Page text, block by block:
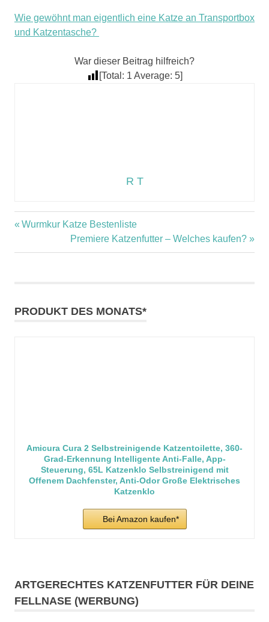
Wie gewöhnt man eigentlich eine Katze an Transportbox
und Katzentasche?
War dieser Beitrag hilfreich?
[Total: 1 Average: 5]
R T
Beitragsnavigation
Vorheriger
Wurmkur Katze Bestenliste
Nächster
Beitrag:
Premiere Katzenfutter – Welches kaufen?
PRODUKT DES MONATS*
Amicura Cura 2 Selbstreinigende Katzentoilette, 360-
Grad-Erkennung Intelligente Anti-Falle, App-
Steuerung, 65L Katzenklo Selbstreinigend mit
Offenem Dachfenster, Anti-Odor Große Elektrisches
Katzenklo
Bei Amazon kaufen*
ARTGERECHTES KATZENFUTTER FÜR DEINE
FELLNASE (WERBUNG)